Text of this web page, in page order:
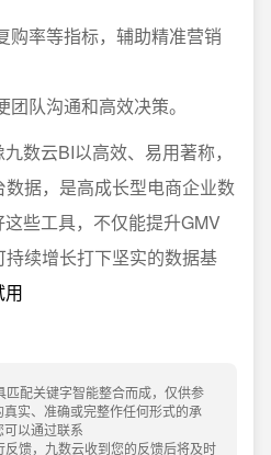
购率等指标，辅助精准营销
队沟通和高效决策。
数云BI以高效、易用著称，
据，是高成长型电商企业数
些工具，不仅能提升GMV
续增长打下坚实的数据基
用
匹配关键字智能整合而成，仅供参
实、准确或完整作任何形式的承
以通过联系
馈，九数云收到您的反馈后将及时